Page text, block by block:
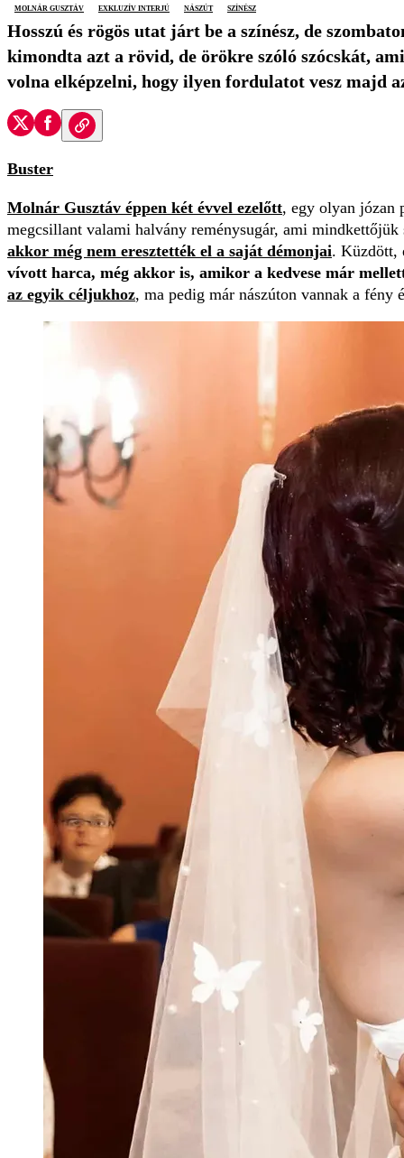
Molnár Gusztáv
Exkluzív interjú nászút színész
Hosszú és rögös utat járt be a színész, de
kimondta azt a rövid, de örökre szóló szócskát,
volna elképzelni, hogy ilyen fordulatot vesz majd
Buster
Molnár Gusztáv éppen két évvel ezelőtt, egy olyan józan
megcsillant valami halvány reménysugár, ami
akkor még nem eresztették el a saját démonjai. Küzdött,
vívott harca, még akkor is, amikor a kedvese már
az egyik céljukhoz, ma pedig már nászúton vannak a fény